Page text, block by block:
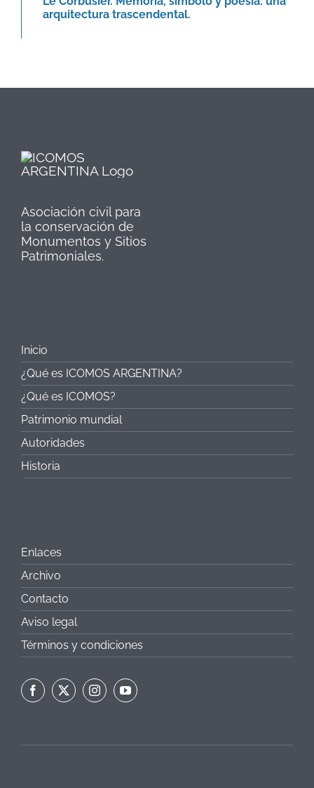
arquitectura trascendental.
Asociación civil para
la conservación de
Monumentos y Sitios
Patrimoniales.
Inicio
¿Qué es ICOMOS ARGENTINA?
¿Qué es ICOMOS?
Patrimonio mundial
Autoridades
Historia
Enlaces
Archivo
Contacto
Aviso legal
Términos y condiciones